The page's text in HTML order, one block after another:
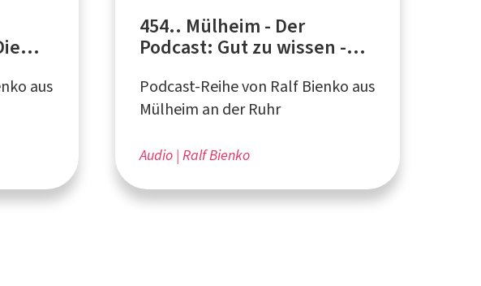
aus
454.. Mülheim - Der
Podcast: Gut zu wissen -
Podcast-Reihe von Ralf Bienko aus
Mülheim an der Ruhr
Audio Ralf Bienko